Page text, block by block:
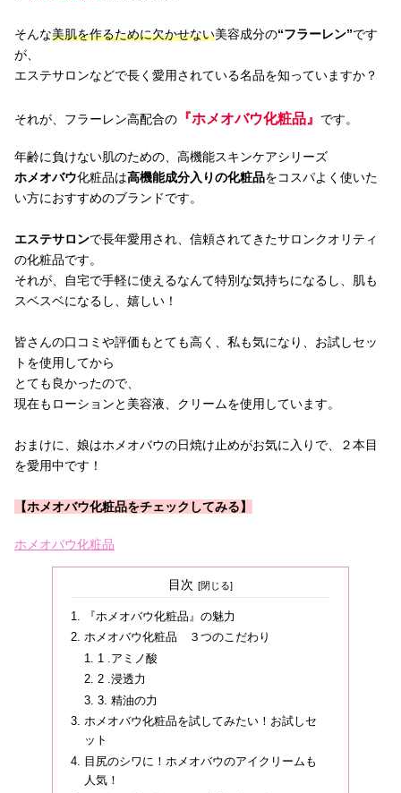
そんな美肌を作るために欠かせない美容成分の“フラーレン”です
が、
エステサロンなどで長く愛用されている名品を知っていますか？
それが、フラーレン高配合の 『ホメオバウ化粧品』 です。
年齢に負けない肌のための、高機能スキンケアシリーズ
ホメオバウ化粧品は高機能成分入りの化粧品をコスパよく使いた
い方におすすめのブランドです。
エステサロンで長年愛用され、信頼されてきたサロンクオリティ
の化粧品です。
それが、自宅で手軽に使えるなんて特別な気持ちになるし、肌も
スベスベになるし、嬉しい！
皆さんの口コミや評価もとても高く、私も気になり、お試しセッ
トを使用してから
とても良かったので、
現在もローションと美容液、クリームを使用しています。
おまけに、娘はホメオバウの日焼け止めがお気に入りで、２本目
を愛用中です！
【ホメオバウ化粧品をチェックしてみる】
ホメオバウ化粧品
目次
『ホメオバウ化粧品』の魅力
ホメオバウ化粧品 ３つのこだわり
1 .アミノ酸
2 .浸透力
3. 精油の力
ホメオバウ化粧品を試してみたい！お試しセ
ット
目尻のシワに！ホメオバウのアイクリームも
人気！